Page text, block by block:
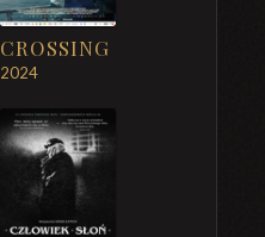
CROSSING
2024